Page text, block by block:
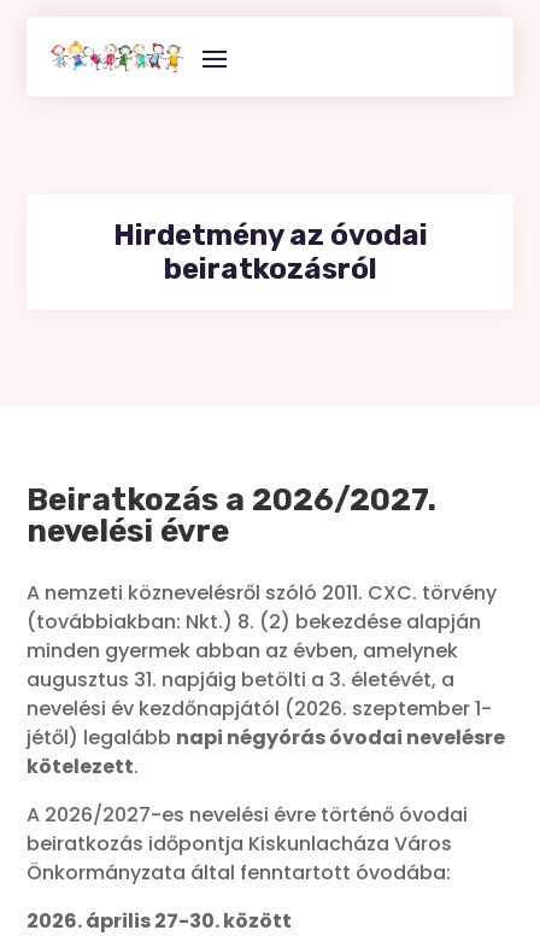
content
Hirdetmény az óvodai
beiratkozásról
Beiratkozás a 2026/2027.
nevelési évre
A nemzeti köznevelésről szóló 2011. CXC. törvény
(továbbiakban: Nkt.) 8. (2) bekezdése alapján
minden gyermek abban az évben, amelynek
augusztus 31. napjáig betölti a 3. életévét, a
nevelési év kezdőnapjától (2026. szeptember 1-
jétől) legalább napi négyórás óvodai nevelésre
kötelezett.
A 2026/2027-es nevelési évre történő óvodai
beiratkozás időpontja Kiskunlacháza Város
Önkormányzata által fenntartott óvodába:
2026. április 27-30. között